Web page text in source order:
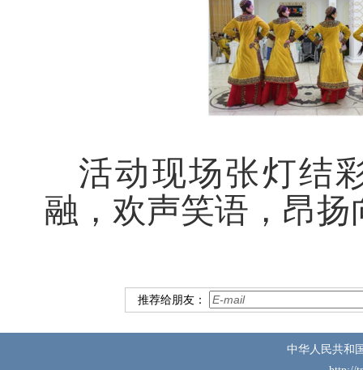
活动现场张灯结
融，欢声笑语，昂扬
推荐给朋友：
中华人民共和